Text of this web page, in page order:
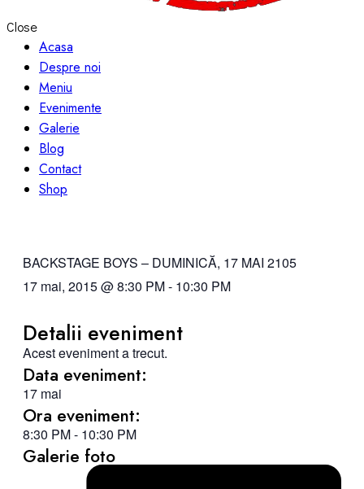
Close
Acasa
Despre noi
Meniu
Evenimente
Galerie
Blog
Contact
Shop
BACKSTAGE BOYS – DUMINICĂ, 17 MAI 2105
17 mai, 2015@8:30 PM- 10:30 PM
Detalii eveniment
Acest eveniment a trecut.
Data eveniment:
17 mai
Ora eveniment:
8:30 PM- 10:30 PM
Galerie foto